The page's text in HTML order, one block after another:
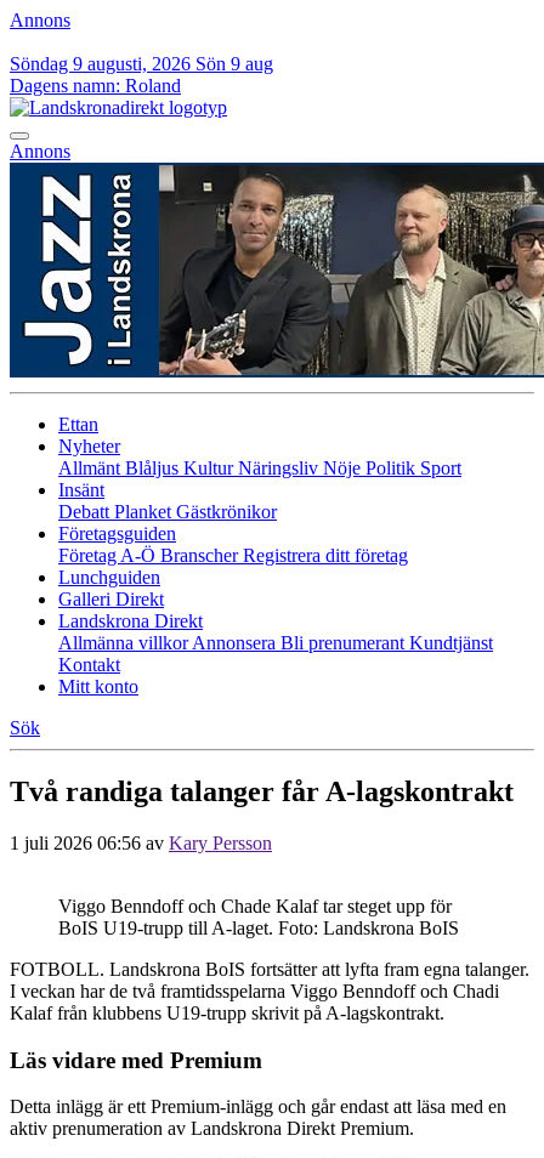
Annons
Söndag 9 augusti, 2026 Sön 9 aug
Dagens namn: Roland
Annons
Ettan
Nyheter
Allmänt Blåljus KulturNäringsliv Nöje Politik Sport
Insänt
Debatt Planket Gästkrönikor
Företagsguiden
Företag A-Ö BranscherRegistrera ditt företag
Lunchguiden
Galleri Direkt
Landskrona Direkt
Allmänna villkorAnnonsera Bli prenumerant Kundtjänst
Kontakt
Mitt konto
Sök
Två randiga talanger får A-lagskontrakt
1 juli 2026 06:56 av Kary Persson
Viggo Benndoff och Chade Kalaf tar steget upp för
BoIS U19-trupp till A-laget. Foto: Landskrona BoIS
FOTBOLL. Landskrona BoIS fortsätter att lyfta fram egna talanger.
I veckan har de två framtidsspelarna Viggo Benndoff och Chadi
Kalaf från klubbens U19-trupp skrivit på A-lagskontrakt.
Läs vidare med Premium
Detta inlägg är ett Premium-inlägg och går endast att läsa med en
aktiv prenumeration av Landskrona Direkt Premium.